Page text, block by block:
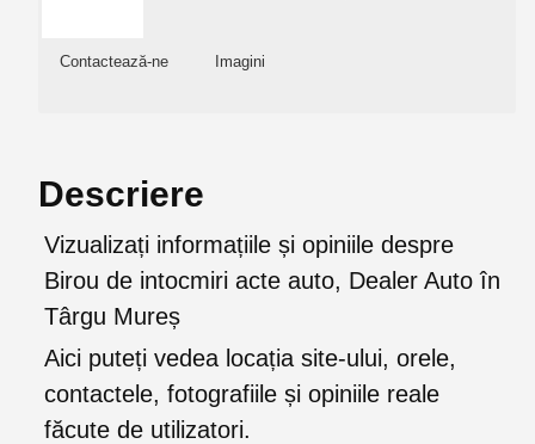
Contactează-ne Imagini
Descriere
Vizualizați informațiile și opiniile despre
Birou de intocmiri acte auto, Dealer Auto în
Târgu Mureș
Aici puteți vedea locația site-ului, orele,
contactele, fotografiile și opiniile reale
făcute de utilizatori.